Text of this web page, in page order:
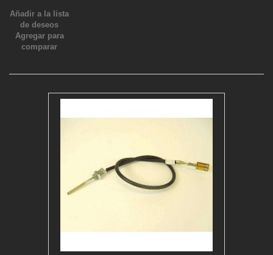
Añadir a la lista
de deseos
Agregar para
comparar